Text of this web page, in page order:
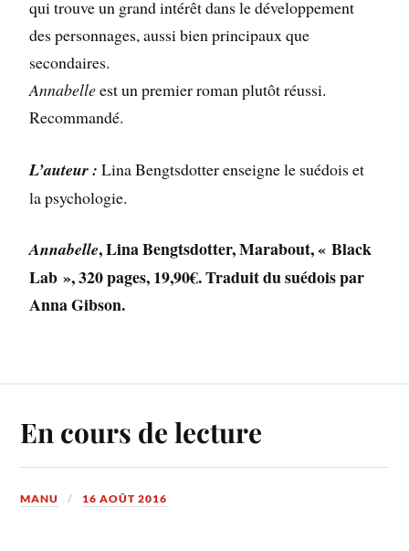
qui trouve un grand intérêt dans le développement
des personnages, aussi bien principaux que
secondaires.
Annabelleest un premier roman plutôt réussi.
Recommandé.
L’auteur : Lina Bengtsdotter enseigne le suédois et
la psychologie.
Annabelle, Lina Bengtsdotter, Marabout, « Black
Lab », 320 pages, 19,90€. Traduit du suédois par
Anna Gibson.
En cours de lecture
MANU 16 AOÛT 2016